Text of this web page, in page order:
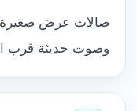
صالات عرض صغيرة
وصوت حديثة قرب